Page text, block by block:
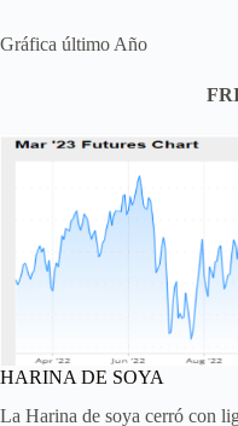
Gráfica último Año
HARINA DE SOYA
La Harina de soya cerró con